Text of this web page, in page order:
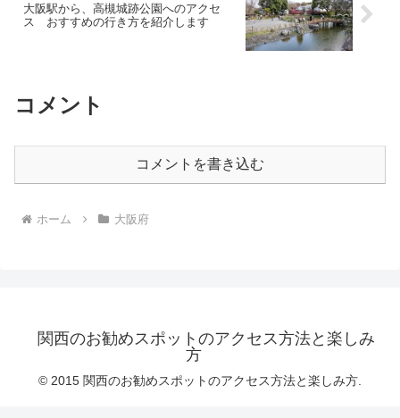
大阪駅から、高槻城跡公園へのアクセ
ス おすすめの行き方を紹介します
コメント
コメントを書き込む
ホーム 大阪府
関西のお勧めスポットのアクセス方法と楽しみ
方
© 2015 関西のお勧めスポットのアクセス方法と楽しみ方.